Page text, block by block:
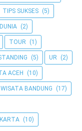
TIPS SUKSES (5)
(2)
TOUR (1)
(5) UR (2)
ACEH (10)
WISATA BANDUNG (17)
(10)